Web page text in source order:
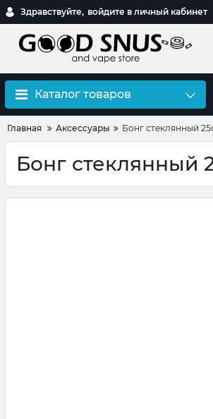
Здравствуйте, войдите в личный кабинет
Каталог товаров
Главная Аксессуары Бонг стеклянный
Бонг стеклянный